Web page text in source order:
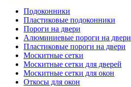
Подоконники
Пластиковые подоконники
Пороги на двери
Алюминиевые пороги на двери
Пластиковые пороги на двери
Москитные сетки
Москитные сетки для дверей
Москитные сетки для окон
Откосы для окон